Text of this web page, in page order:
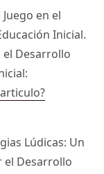
en el
Inicial.
el Desarrollo
Lúdicas: Un
el Desarrollo